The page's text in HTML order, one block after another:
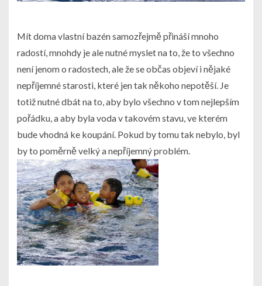
Mít doma vlastní bazén samozřejmě přináší mnoho
radostí, mnohdy je ale nutné myslet na to, že to všechno
není jenom o radostech, ale že se občas objeví i nějaké
nepříjemné starosti, které jen tak někoho nepotěší. Je
totiž nutné dbát na to, aby bylo všechno v tom nejlepším
pořádku, a aby byla voda v takovém stavu, ve kterém
bude vhodná ke koupání. Pokud by tomu tak nebylo, byl
by to poměrně velký a nepříjemný problém.